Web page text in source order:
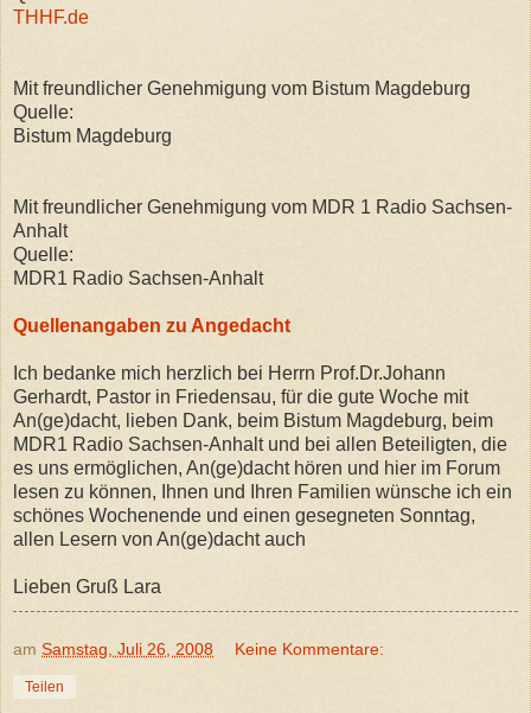
THHF.de
Mit freundlicher Genehmigung vom Bistum Magdeburg
Quelle:
Bistum Magdeburg
Mit freundlicher Genehmigung vom MDR 1 Radio Sachsen-
Anhalt
Quelle:
MDR1 Radio Sachsen-Anhalt
Quellenangaben zu Angedacht
Ich bedanke mich herzlich bei Herrn Prof.Dr.Johann
Gerhardt, Pastor in Friedensau, für die gute Woche mit
An(ge)dacht, lieben Dank, beim Bistum Magdeburg, beim
MDR1 Radio Sachsen-Anhalt und bei allen Beteiligten, die
es uns ermöglichen, An(ge)dacht hören und hier im Forum
lesen zu können, Ihnen und Ihren Familien wünsche ich ein
schönes Wochenende und einen gesegneten Sonntag,
allen Lesern von An(ge)dacht auch
Lieben Gruß Lara
am Samstag, Juli 26, 2008 Keine Kommentare:
Teilen